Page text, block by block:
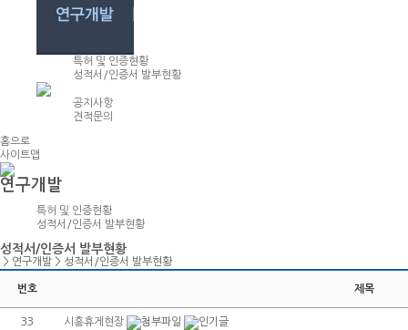
특허 및 인증현황
성적서/인증서 발부현황
공지사항
견적문의
홈으로
사이트맵
연구개발
특허 및 인증현황
성적서/인증서 발부현황
성적서/인증서 발부현황
> 연구개발 > 성적서/인증서 발부현황
번호 제목
33 시흥휴게현장